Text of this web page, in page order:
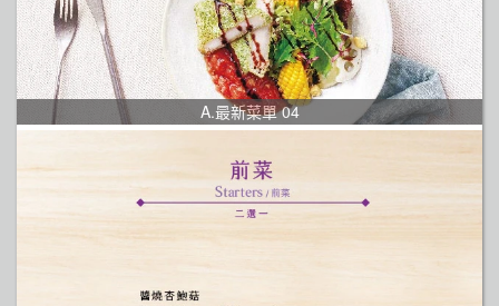
A.最新菜單 04